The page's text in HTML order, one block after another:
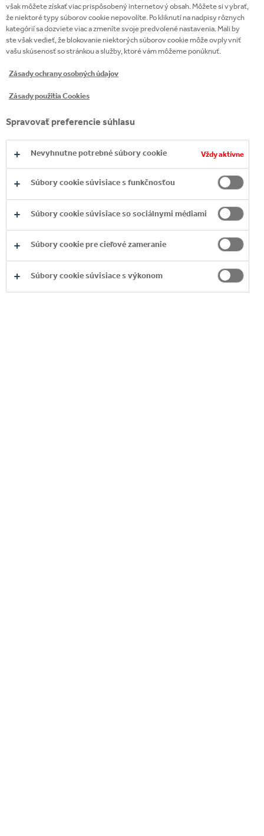
však môžete získať viac prispôsobený internetový obsah. Môžete si vybrať,
že niektoré typy súborov cookie nepovolíte. Po kliknutí na nadpisy rôznych
kategórií sa dozviete viac a zmeníte svoje predvolené nastavenia. Mali by
ste však vedieť, že blokovanie niektorých súborov cookie môže ovplyvniť
vašu skúsenosť so stránkou a služby, ktoré vám môžeme ponúknuť.
Zásady ochrany osobných údajov
Zásady použitia Cookies
Spravovať preferencie súhlasu
Nevyhnutne potrebné súbory cookie Vždy aktívne
Súbory cookie súvisiace s funkčnosťou
Súbory cookie súvisiace so sociálnymi médiami
Súbory cookie pre cieľové zameranie
Súbory cookie súvisiace s výkonom